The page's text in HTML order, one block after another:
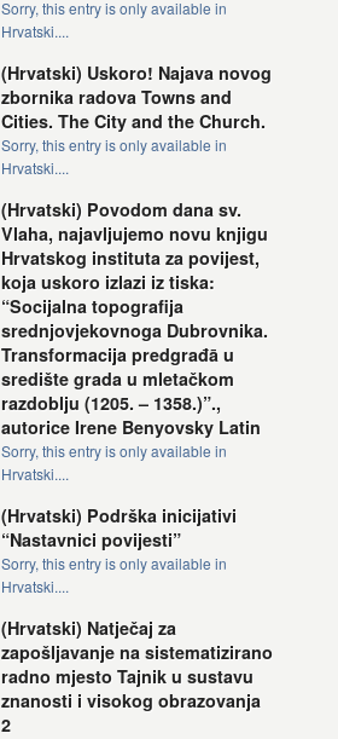
Sorry, this entry is only available in
Hrvatski....
(Hrvatski) Uskoro! Najava novog
zbornika radova Towns and
Cities. The City and the Church.
Sorry, this entry is only available in
Hrvatski....
(Hrvatski) Povodom dana sv.
Vlaha, najavljujemo novu knjigu
Hrvatskog instituta za povijest,
koja uskoro izlazi iz tiska:
“Socijalna topografija
srednjovjekovnoga Dubrovnika.
Transformacija predgrađā u
središte grada u mletačkom
razdoblju (1205. – 1358.)”.,
autorice Irene Benyovsky Latin
Sorry, this entry is only available in
Hrvatski....
(Hrvatski) Podrška inicijativi
“Nastavnici povijesti”
Sorry, this entry is only available in
Hrvatski....
(Hrvatski) Natječaj za
zapošljavanje na sistematizirano
radno mjesto Tajnik u sustavu
znanosti i visokog obrazovanja
2